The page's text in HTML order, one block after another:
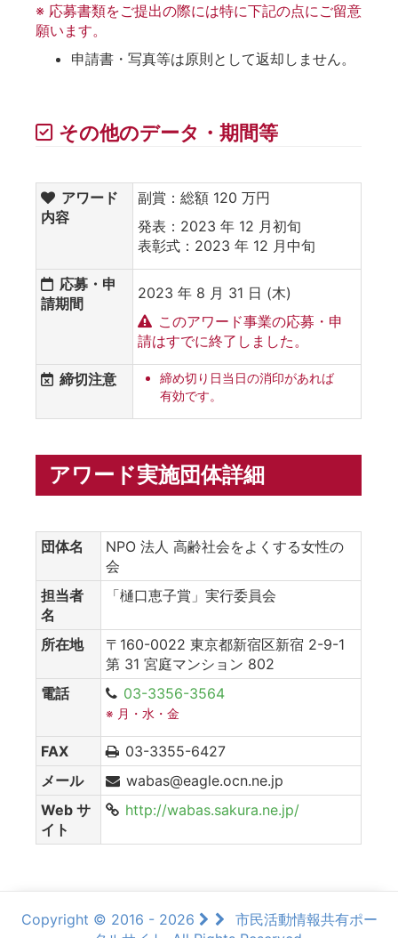
※ 応募書類をご提出の際には特に下記の点にご留意
願います。
申請書・写真等は原則として返却しません。
その他のデータ・期間等
アワード
内容
副賞：総額 120 万円
発表：2023 年 12 月初旬
表彰式：2023 年 12 月中旬
応募・申
請期間
2023 年 8 月 31 日 (木)
このアワード事業の応募・申
請はすでに終了しました。
締切注意
締め切り日当日の消印があれば
有効です。
アワード実施団体詳細
団体名
NPO 法人 高齢社会をよくする女性の
会
担当者
名
「樋口恵子賞」実行委員会
所在地
〒160-0022 東京都新宿区新宿 2-9-1
第 31 宮庭マンション 802
電話
03-3356-3564
※ 月・水・金
FAX
03-3355-6427
メール
wabas@eagle.ocn.ne.jp
Web サ
イト
http://wabas.sakura.ne.jp/
Copyright © 2016 - 2026
市民活動情報共有ポー